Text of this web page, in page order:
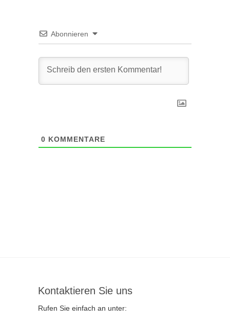
Abonnieren
0 KOMMENTARE
Kontaktieren Sie uns
Rufen Sie einfach an unter: